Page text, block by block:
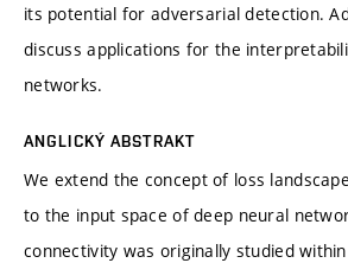
its potential for adversarial detection.
discuss applications for the
networks.
ANGLICKÝ ABSTRAKT
We extend the concept of loss
to the input space of deep neural
connectivity was originally studied